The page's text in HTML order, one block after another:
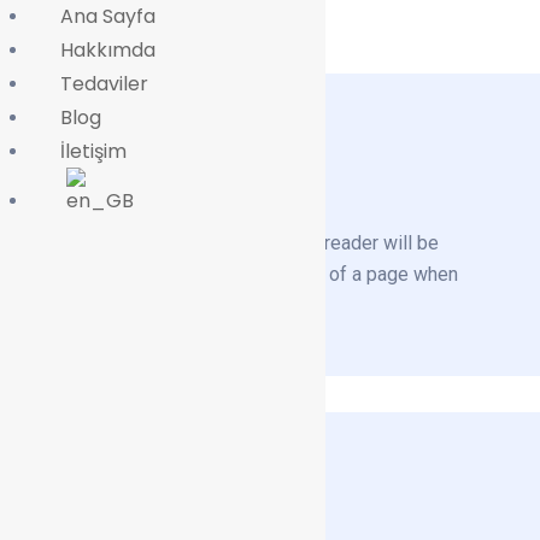
About Us
It is a long-established fact that a reader will be
distracted by the readable content of a page when
Ana Sayfa
Hakkımda
Tedaviler
Blog
İletişim